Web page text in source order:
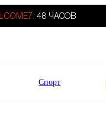
48 ЧАСОВ
Спорт